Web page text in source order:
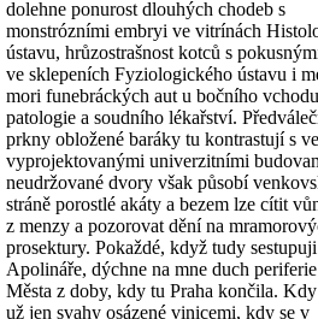
dolehne ponurost dlouhých chodeb s
monstrózními embryi ve vitrínách
ústavu, hrůzostrašnost kotců s
ve sklepeních Fyziologického ústavu i
mori funebráckých aut u bočního
patologie a soudního lékařství.
prkny obložené baráky tu kontrastují s
vyprojektovanými univerzitními
neudržované dvory však působí
stráně porostlé akáty a bezem lze cítit
z menzy a pozorovat dění na
prosektury. Pokaždé, když tudy
Apolináře, dýchne na mne duch
Města z doby, kdy tu Praha končila.
už jen svahy osázené vinicemi, kdy se v